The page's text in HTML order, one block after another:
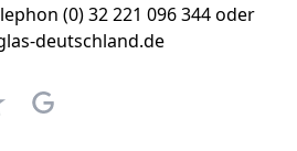
(0) 32 221 096 344 oder
deutschland.de
Google Business Profile